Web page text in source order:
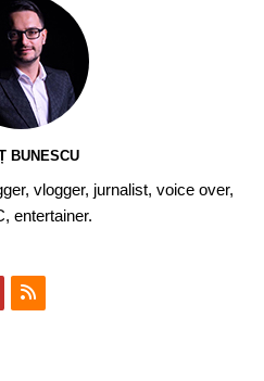
BUNESCU
vlogger, jurnalist, voice over,
entertainer.